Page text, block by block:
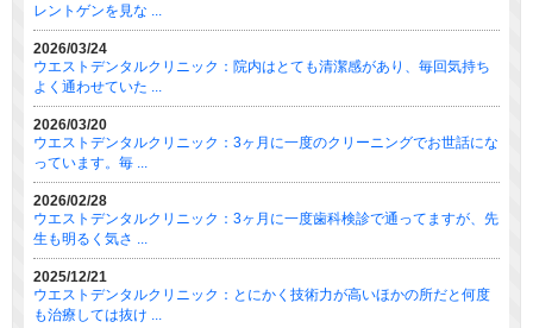
レントゲンを見な ...
2026/03/24
ウエストデンタルクリニック：院内はとても清潔感があり、毎回気持ち
よく通わせていた ...
2026/03/20
ウエストデンタルクリニック：3ヶ月に一度のクリーニングでお世話にな
っています。毎 ...
2026/02/28
ウエストデンタルクリニック：3ヶ月に一度歯科検診で通ってますが、先
生も明るく気さ ...
2025/12/21
ウエストデンタルクリニック：とにかく技術力が高いほかの所だと何度
も治療しては抜け ...